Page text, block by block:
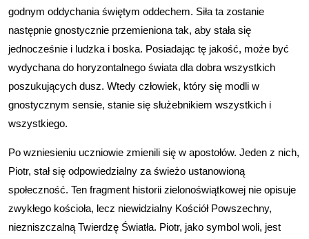
godnym oddychania świętym oddechem. Siła ta zostanie
następnie gnostycznie przemieniona tak, aby stała się
jednocześnie i ludzka i boska. Posiadając tę jakość, może być
wydychana do horyzontalnego świata dla dobra wszystkich
poszukujących dusz. Wtedy człowiek, który się modli w
gnostycznym sensie, stanie się służebnikiem wszystkich i
wszystkiego.
Po wzniesieniu uczniowie zmienili się w apostołów. Jeden z nich,
Piotr, stał się odpowiedzialny za świeżo ustanowioną
społeczność. Ten fragment historii zielonoświątkowej nie opisuje
zwykłego kościoła, lecz niewidzialny Kościół Powszechny,
niezniszczalną Twierdzę Światła. Piotr, jako symbol woli, jest